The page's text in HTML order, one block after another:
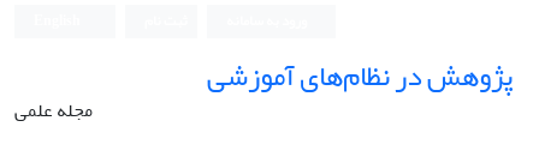
پژوهش در نظام‌های آموزشی
مجله علمی